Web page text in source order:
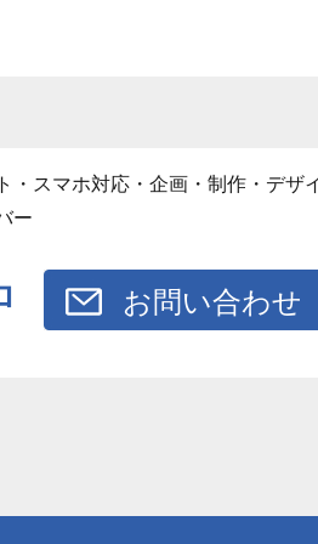
・スマホ対応・企画・制作・デザ
ー
お問い合わせ